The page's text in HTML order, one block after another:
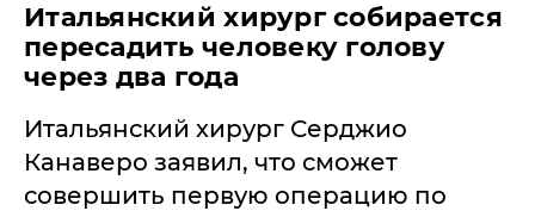
Итальянский хирург собирается
пересадить человеку голову
через два года
Итальянский хирург Серджио
Канаверо заявил, что сможет
совершить первую операцию по